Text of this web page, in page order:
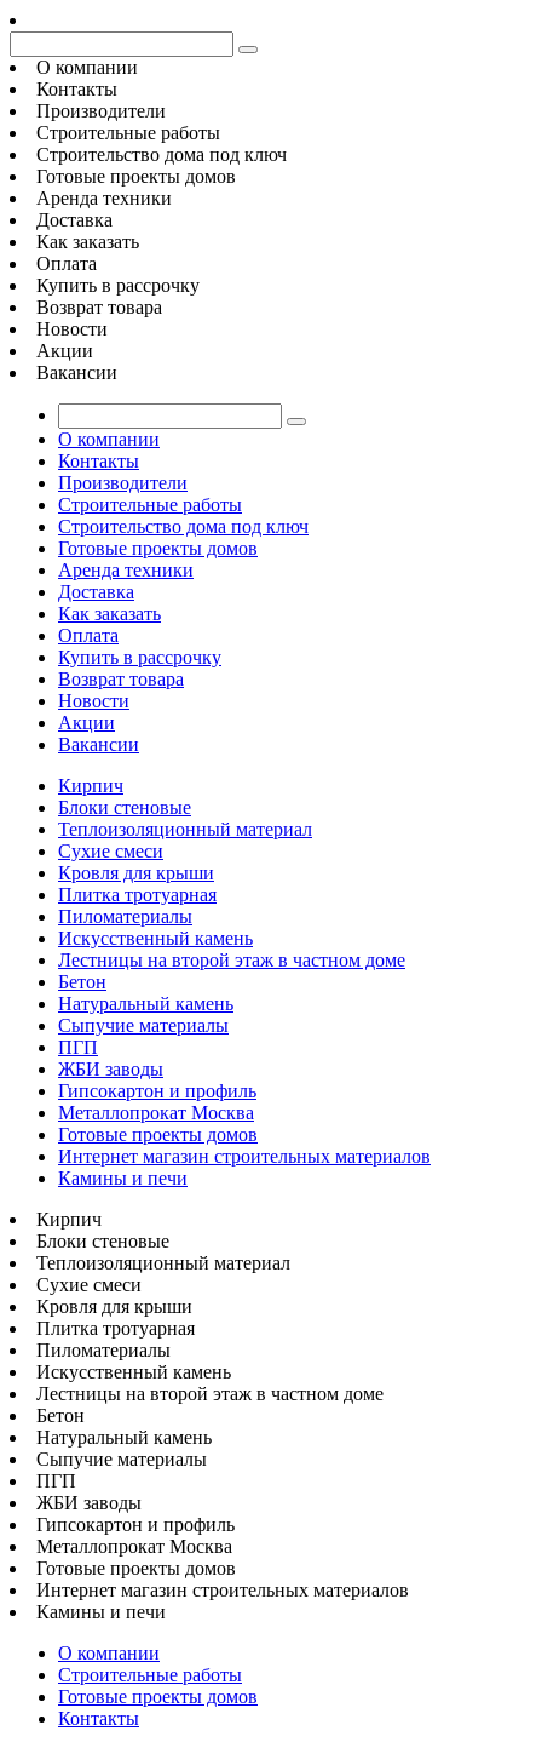
О компании
Контакты
Производители
Строительные работы
Строительство дома под ключ
Готовые проекты домов
Аренда техники
Доставка
Как заказать
Оплата
Купить в рассрочку
Возврат товара
Новости
Акции
Вакансии
О компании
Контакты
Производители
Строительные работы
Строительство дома под ключ
Готовые проекты домов
Аренда техники
Доставка
Как заказать
Оплата
Купить в рассрочку
Возврат товара
Новости
Акции
Вакансии
Кирпич
Блоки стеновые
Теплоизоляционный материал
Сухие смеси
Кровля для крыши
Плитка тротуарная
Пиломатериалы
Искусственный камень
Лестницы на второй этаж в частном доме
Бетон
Натуральный камень
Сыпучие материалы
ПГП
ЖБИ заводы
Гипсокартон и профиль
Металлопрокат Москва
Готовые проекты домов
Интернет магазин строительных материалов
Камины и печи
Кирпич
Блоки стеновые
Теплоизоляционный материал
Сухие смеси
Кровля для крыши
Плитка тротуарная
Пиломатериалы
Искусственный камень
Лестницы на второй этаж в частном доме
Бетон
Натуральный камень
Сыпучие материалы
ПГП
ЖБИ заводы
Гипсокартон и профиль
Металлопрокат Москва
Готовые проекты домов
Интернет магазин строительных материалов
Камины и печи
О компании
Строительные работы
Готовые проекты домов
Контакты